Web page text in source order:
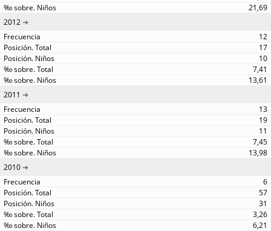
21,69
2012
12
17
10
7,41
13,61
2011
13
19
11
7,45
13,98
2010
6
57
31
3,26
6,21